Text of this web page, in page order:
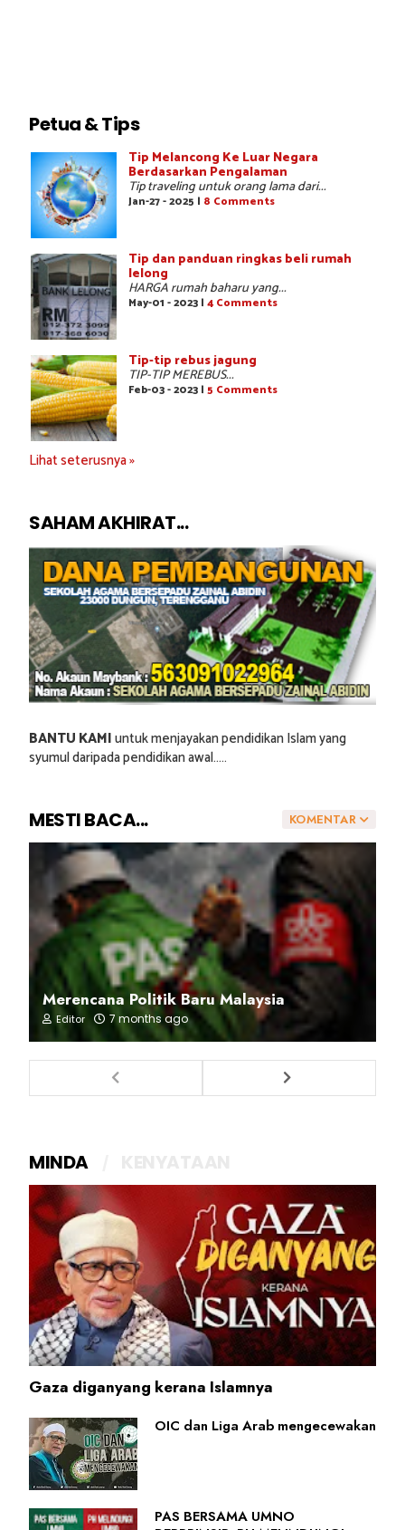
Petua & Tips
Tip Melancong Ke Luar Negara
Berdasarkan Pengalaman
Tip traveling untuk orang lama dari...
Jan-27 - 2025 | 8 Comments
Tip dan panduan ringkas beli rumah
lelong
HARGA rumah baharu yang...
May-01 - 2023 | 4 Comments
Tip-tip rebus jagung
TIP-TIP MEREBUS...
Feb-03 - 2023 | 5 Comments
Lihat seterusnya »
SAHAM AKHIRAT...
BANTU KAMIuntuk menjayakan pendidikan Islam yang
syumul daripada pendidikan awal.....
KOMENTAR
MESTI BACA...
Merencana Politik Baru Malaysia
Editor 7 months ago
MINDA
Gaza diganyang kerana Islamnya
OIC dan Liga Arab mengecewakan
PAS BERSAMA UMNO